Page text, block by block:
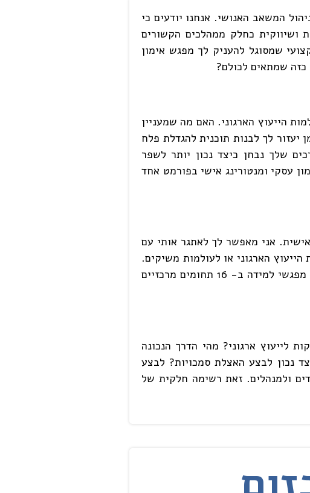
המשאב האנושי. אנחנו יודעים כי
ושיווקית כחלק ממהלכים הקשורים
שמסוגל להעניק לך מפגש אימון
כזה שמתאים לכולם?
הייעוץ הארגוני. האם מה שמעניין
יעזור לך לבנות תוכנית להגדלת פלח
שלך נבחן כיצד נכון יותר לשפר
עסקי ומנטורינג אישי בפורמט אחד
לבחירה אישית. אני מאפשר לך לאתגר אותי עם
הארגוני או לעולמות משיקים.
אנו בנינו מפגשי למידה ב- 16 תחומים מרכזיים
לייעוץ ארגוני? מהי הדרך הנכונה
נכון לבצע האצלת סמכויות? לבצע
ולמנהלים. זאת רשימה חלקית של